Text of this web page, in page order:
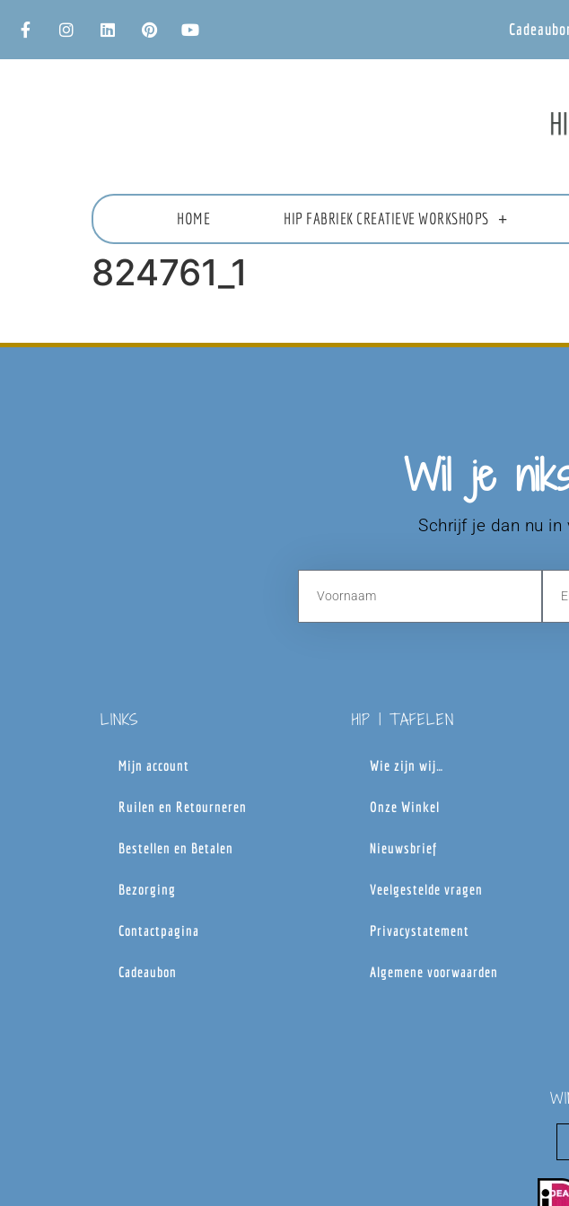
HOME HIP FABRIEK CREATIEVE WORKSHOPS
824761_1
Wil je
Schrijf je dan nu
LINKS
Mijn account
Ruilen en Retourneren
Bestellen en Betalen
Bezorging
Contactpagina
Cadeaubon
HIP | TAFELEN
Wie zijn wij…
Onze Winkel
Nieuwsbrief
Veelgestelde vragen
Privacystatement
Algemene voorwaarden